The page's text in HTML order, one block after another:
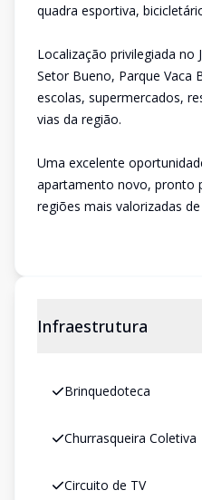
quadra esportiva,
Localização privilegiada no
Setor Bueno, Parque Vaca
escolas, supermercados,
vias da região.
Uma excelente
apartamento novo, pronto
regiões mais valorizadas de
Infraestrutura
Brinquedoteca
Churrasqueira Coletiva
Circuito de TV